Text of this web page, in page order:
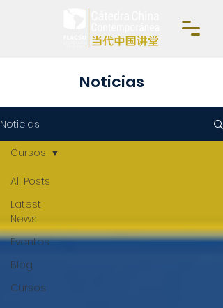
Noticias
Noticias
All Posts
Latest
News
Eventos
Blog
Cursos
Cursos